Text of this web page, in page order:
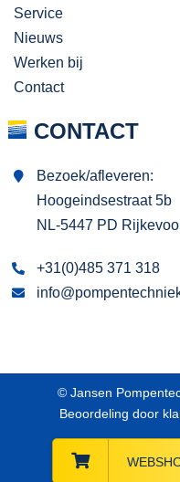
Service
Nieuws
Werken bij
Contact
CONTACT
Bezoek/afleveren:
Hoogeindsestraat 5b
NL-5447 PD
+31(0)485 371 318
© Jansen
Beoordeling door